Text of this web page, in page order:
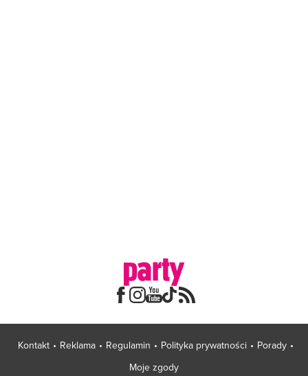
Kontakt Reklama Regulamin Polityka prywatności
Porady
Moje zgody